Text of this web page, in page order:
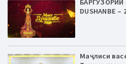
DUSHANBE –
Маҷлиси